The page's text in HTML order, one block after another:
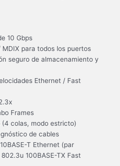
10 Gbps
para todos los puertos
seguro de almacenamiento y
Ethernet / Fast
Frames
(4 colas, modo estricto)
de cables
T Ethernet (par
100BASE-TX Fast